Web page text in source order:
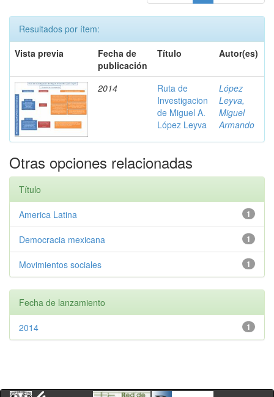
Resultados por ítem:
Vista previa
Fecha de
publicación
Título Autor(es)
2014
Ruta de
Investigacion
de Miguel A.
López Leyva
López
Leyva,
Miguel
Armando
Otras opciones relacionadas
Título
1
America Latina
1
Democracia mexicana
1
Movimientos sociales
Fecha de lanzamiento
1
2014